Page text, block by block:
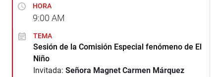
HORA
9:00 AM
TEMA
Sesión de la Comisión Especial fenómeno de El
Niño
Invitada: Señora Magnet Carmen Márquez